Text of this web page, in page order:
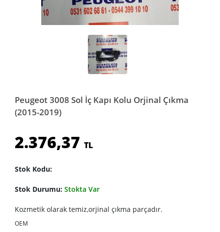
Peugeot 3008 Sol İç Kapı Kolu Orjinal Çıkma
(2015-2019)
2.376,37 TL
Stok Kodu:
Stok Durumu: Stokta Var
Kozmetik olarak temiz,orjinal çıkma parçadır.
OEM